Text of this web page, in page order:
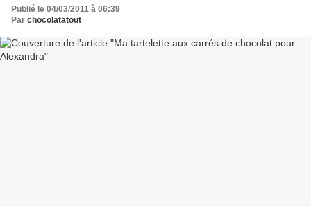
Publié le 04/03/2011 à 06:39
Par chocolatatout